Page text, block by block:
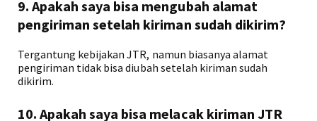
9. Apakah saya bisa mengubah alamat
pengiriman setelah kiriman sudah dikirim?
Tergantung kebijakan JTR, namun biasanya alamat
pengiriman tidak bisa diubah setelah kiriman sudah
dikirim.
10. Apakah saya bisa melacak kiriman JTR